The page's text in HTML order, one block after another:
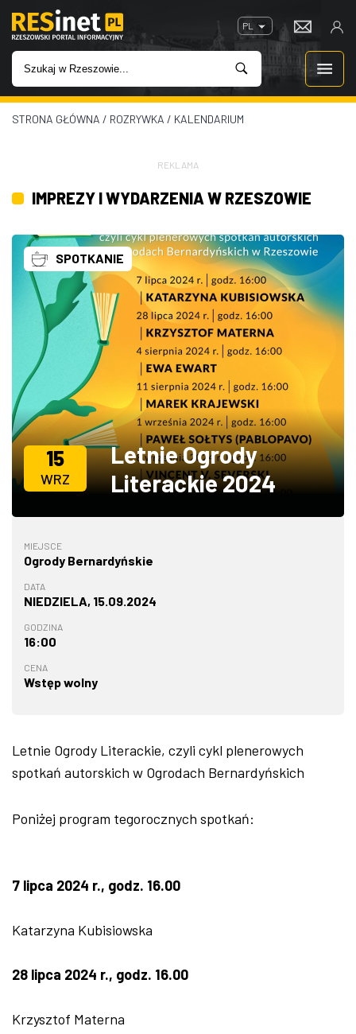
PL
WIADOMOŚCI
IMPREZY
ROZRYWKA
W KINACH
GASTRONOMIA
ZDJĘCIA
W RZESZOWIE
STRONA GŁÓWNA / ROZRYWKA / KALENDARIUM
REKLAMA
IMPREZY I WYDARZENIA W RZESZOWIE
SPOTKANIE
15
WRZ
Letnie Ogrody
Literackie 2024
MIEJSCE
Ogrody Bernardyńskie
DATA
NIEDZIELA, 15.09.2024
GODZINA
16:00
CENA
Wstęp wolny
Letnie Ogrody Literackie, czyli cykl plenerowych
spotkań autorskich w Ogrodach Bernardyńskich
Poniżej program tegorocznych spotkań:
7 lipca 2024 r., godz. 16.00
Katarzyna Kubisiowska
28 lipca 2024 r., godz. 16.00
Krzysztof Materna